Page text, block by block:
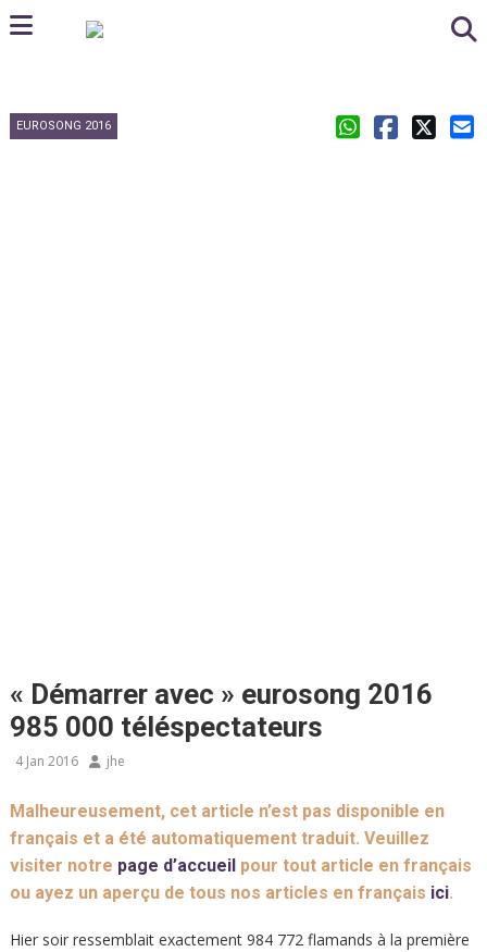
EUROSONG 2016
« Démarrer avec » eurosong 2016
985 000 téléspectateurs
4 Jan 2016 jhe
Malheureusement, cet article n’est pas disponible en
français et a été automatiquement traduit. Veuillez
visiter notre page d’accueilpour tout article en français
ou ayez un aperçu de tous nos articles en français ici.
Hier soir ressemblait exactement 984 772 flamands à la première